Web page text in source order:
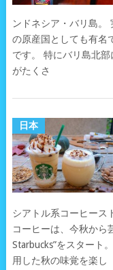
ンドネシア・バリ島。
の原産国としても有名
です。 特にバリ島北
がたくさ
日本
シアトル系コーヒース
コーヒーは、今秋から
Starbucks”をスタート
用した秋の味覚を楽し